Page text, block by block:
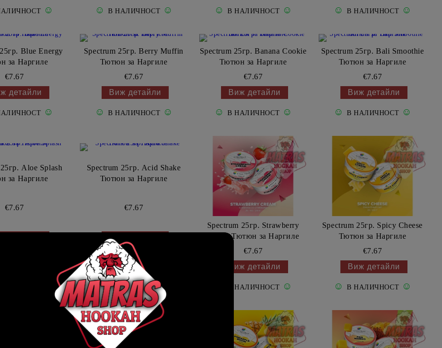
☺ ☺ В НАЛИЧНОСТ ☺ ☺ В НАЛИЧНОСТ ☺ ☺ В НАЛИЧНОСТ ☺
Blue Energy
за Наргиле
€7.67
детайли
☺
Spectrum 25гр. Berry Muffin
Тютюн за Наргиле
€7.67
Виж детайли
☺ В НАЛИЧНОСТ ☺
Spectrum 25гр. Banana Cookie
Тютюн за Наргиле
€7.67
Виж детайли
☺ В НАЛИЧНОСТ ☺
Spectrum 25гр. Bali Smoothie
Тютюн за Наргиле
€7.67
Виж детайли
☺ В НАЛИЧНОСТ ☺
Aloe Splash
за Наргиле
€7.67
детайли
Spectrum 25гр. Acid Shake
Тютюн за Наргиле
€7.67
Виж детайли
☺ В НАЛИЧНОСТ
Spectrum 25гр. Strawberry
Cream Тютюн за Наргиле
€7.67
Виж детайли
В НАЛИЧНОСТ ☺
Spectrum 25гр. Spicy Cheese
Тютюн за Наргиле
€7.67
Виж детайли
☺ В НАЛИЧНОСТ ☺